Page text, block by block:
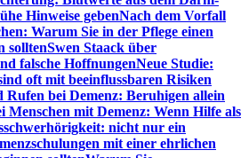
Hinweise gebenNach dem Vorfall
Warum Sie in der Pflege einen
solltenSwen Staack über
falsche HoffnungenNeue Studie:
oft mit beeinflussbaren Risiken
Rufen bei Demenz: Beruhigen allein
Menschen mit Demenz: Wenn Hilfe als
nicht nur ein
mit einer ehrlichen